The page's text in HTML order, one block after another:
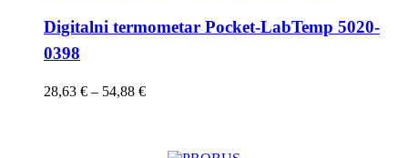
odabrati
Digitalni termometar Pocket-LabTemp 5020-
0398
28,63 € – 54,88 €Raspon